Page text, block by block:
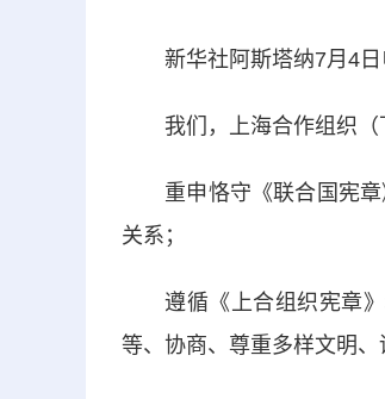
新华社阿斯塔纳7月4
我们，上海合作组织（下
重申恪守《联合国宪章
关系；
遵循《上合组织宪章》
等、协商、尊重多样文明、